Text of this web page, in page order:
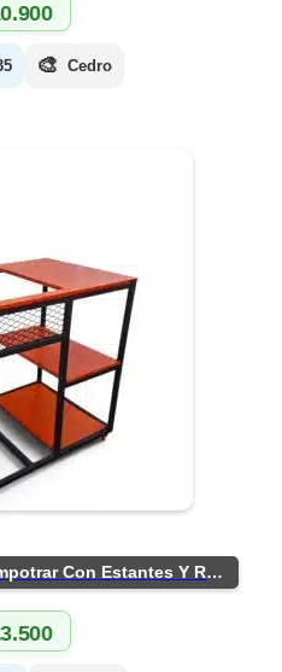
🎨 Cedro
Mueble Para Horno De Empotrar Con Estantes Y Ruedas